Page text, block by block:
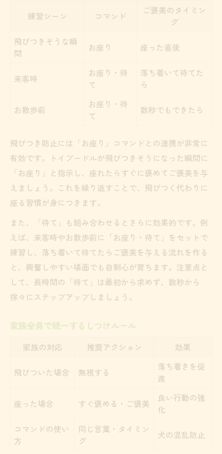
練習シーン コマンド
ご褒美のタイミン
グ
飛びつきそうな瞬
間
お座り 座った直後
来客時
お座り・待
て
落ち着いて待てた
ら
お散歩前
お座り・待
て
数秒でもできたら
飛びつき防止には「お座り」コマンドとの連携が非常に
有効です。トイプードルが飛びつきそうになった瞬間に
「お座り」と指示し、座れたらすぐに褒めてご褒美を与
えましょう。これを繰り返すことで、飛びつく代わりに
座る習慣が身につきます。
また、「待て」も組み合わせるとさらに効果的です。例
えば、来客時やお散歩前に「お座り・待て」をセットで
練習し、落ち着いて待てたらご褒美を与える流れを作る
と、興奮しやすい場面でも自制心が育ちます。注意点と
して、長時間の「待て」は最初から求めず、数秒から
徐々にステップアップしましょう。
家族全員で統一するしつけルール
家族の対応 推奨アクション 効果
飛びついた場合 無視する
落ち着きを促
進
座った場合 すぐ褒める・ご褒美
良い行動の強
化
コマンドの使い
方
同じ言葉・タイミン
グ
犬の混乱防止